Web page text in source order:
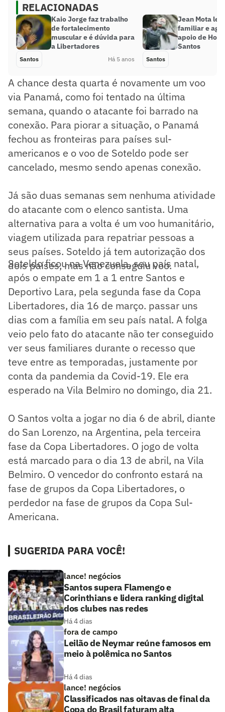
RELACIONADAS
Kaio Jorge faz trabalho
de fortalecimento
muscular e é dúvida para
a Libertadores
Santos Há 5 anos
Jean Mota
familiar e
apoio de
Santos
Santos
A chance desta quarta é novamente um voo
via Panamá, como foi tentado na última
semana, quando o atacante foi barrado na
conexão. Para piorar a situação, o Panamá
fechou as fronteiras para países sul-
americanos e o voo de Soteldo pode ser
cancelado, mesmo sendo apenas conexão.
Já são duas semanas sem nenhuma atividade
do atacante com o elenco santista. Uma
alternativa para a volta é um voo humanitário,
viagem utilizada para repatriar pessoas a
seus países. Soteldo já tem autorização dos
dois países, mas não conseguiu voo.
Soteldo ficou na Venezuela, seu país natal,
após o empate em 1 a 1 entre Santos e
Deportivo Lara, pela segunda fase da Copa
Libertadores, dia 16 de março. passar uns
dias com a família em seu país natal. A folga
veio pelo fato do atacante não ter conseguido
ver seus familiares durante o recesso que
teve entre as temporadas, justamente por
conta da pandemia da Covid-19. Ele era
esperado na Vila Belmiro no domingo, dia 21.
O Santos volta a jogar no dia 6 de abril, diante
do San Lorenzo, na Argentina, pela terceira
fase da Copa Libertadores. O jogo de volta
está marcado para o dia 13 de abril, na Vila
Belmiro. O vencedor do confronto estará na
fase de grupos da Copa Libertadores, o
perdedor na fase de grupos da Copa Sul-
Americana.
SUGERIDA PARA VOCÊ!
lance! negócios
Santos supera Flamengo e
Corinthians e lidera ranking digital
dos clubes nas redes
Há 4 dias
fora de campo
Leilão de Neymar reúne famosos em
meio à polêmica no Santos
Há 4 dias
lance! negócios
Classificados nas oitavas de final da
Copa do Brasil faturam alta